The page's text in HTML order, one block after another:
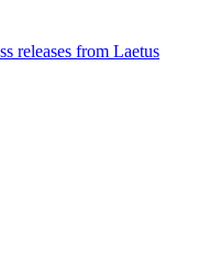
releases from Laetus